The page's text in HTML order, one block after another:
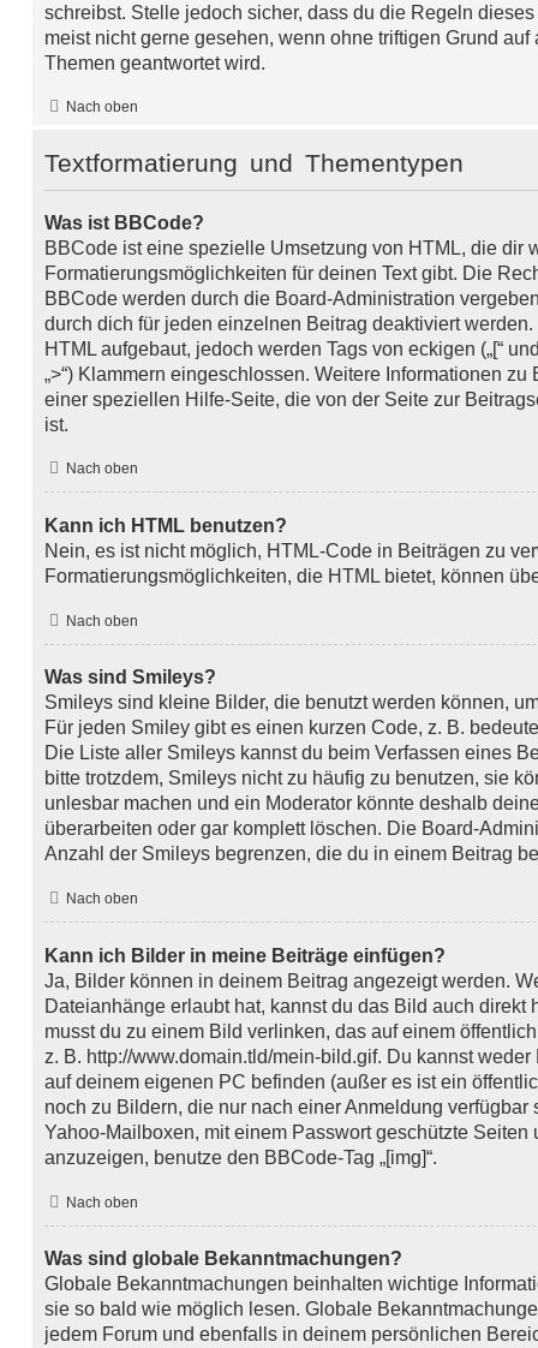
schreibst. Stelle jedoch sicher, dass du die Regeln
meist nicht gerne gesehen, wenn ohne triftigen Grund
Themen geantwortet wird.
Nach oben
Textformatierung und Thementypen
Was ist BBCode?
BBCode ist eine spezielle Umsetzung von HTML, die dir
Formatierungsmöglichkeiten für deinen Text gibt. Die
BBCode werden durch die Board-Administration
durch dich für jeden einzelnen Beitrag deaktiviert
HTML aufgebaut, jedoch werden Tags von eckigen („[“ und
„>“) Klammern eingeschlossen. Weitere Informationen zu
einer speziellen Hilfe-Seite, die von der Seite zur
ist.
Nach oben
Kann ich HTML benutzen?
Nein, es ist nicht möglich, HTML-Code in Beiträgen zu
Formatierungsmöglichkeiten, die HTML bietet, können
Nach oben
Was sind Smileys?
Smileys sind kleine Bilder, die benutzt werden können,
Für jeden Smiley gibt es einen kurzen Code, z. B.
Die Liste aller Smileys kannst du beim Verfassen eines
bitte trotzdem, Smileys nicht zu häufig zu benutzen, sie
unlesbar machen und ein Moderator könnte deshalb
überarbeiten oder gar komplett löschen. Die Board-
Anzahl der Smileys begrenzen, die du in einem Beitrag
Nach oben
Kann ich Bilder in meine Beiträge einfügen?
Ja, Bilder können in deinem Beitrag angezeigt werden.
Dateianhänge erlaubt hat, kannst du das Bild auch direkt
musst du zu einem Bild verlinken, das auf einem
z. B. http://www.domain.tld/mein-bild.gif. Du kannst
auf deinem eigenen PC befinden (außer es ist ein
noch zu Bildern, die nur nach einer Anmeldung verfügbar
Yahoo-Mailboxen, mit einem Passwort geschützte Seiten
anzuzeigen, benutze den BBCode-Tag „[img]“.
Nach oben
Was sind globale Bekanntmachungen?
Globale Bekanntmachungen beinhalten wichtige
sie so bald wie möglich lesen. Globale
jedem Forum und ebenfalls in deinem persönlichen